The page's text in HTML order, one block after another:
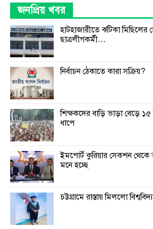
জনপ্রিয় খবর
হাটহাজারীতে ঝটিকা মিছিলের
ছাত্রলীগকর্মী…
নির্বাচন ঠেকাতে কারা সক্রিয়?
শিক্ষকদের বাড়ি ভাড়া বেড়ে
ধাপে
ইমপোর্ট কুরিয়ার সেকশন
মনে হচ্ছে
চট্টগ্রামে রাস্তায় মিললো